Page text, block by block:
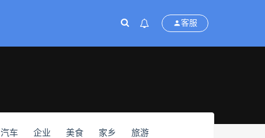
客服
汽车 企业 美食 家乡 旅游